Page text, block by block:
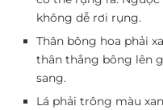
không dễ rơi rụng.
Thân bông hoa phải
thân thẳng bông lên
sang.
Lá phải trông màu